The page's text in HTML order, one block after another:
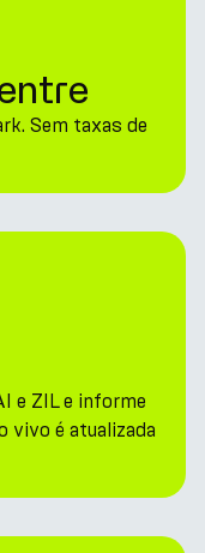
Sem taxas de
e ZIL e informe
vivo é atualizada